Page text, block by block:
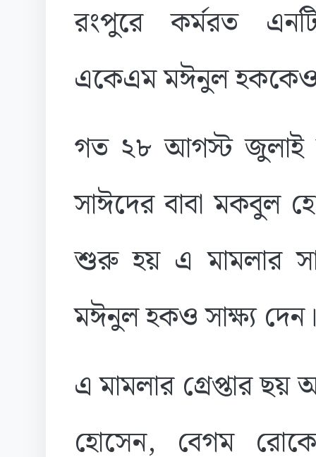
রংপুরে কর্মরত
একেএম মঈনুল হককেও
গত ২৮ আগস্ট জুলাই
সাঈদের বাবা মকবুল
শুরু হয় এ মামলার
মঈনুল হকও সাক্ষ্য
এ মামলার গ্রেপ্তার
হোসেন, বেগম